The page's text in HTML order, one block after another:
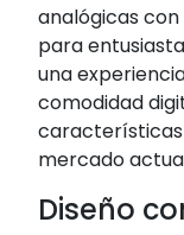
analógicas
para
una
comodidad
características
mercado
Diseño